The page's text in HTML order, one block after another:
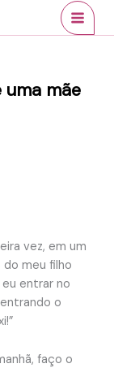
mãe
vez, em um
meu filho
entrar no
o
faço o